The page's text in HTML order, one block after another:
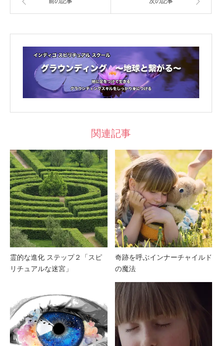
関連記事
霊的な進化 ステップ２「スピ
リチュアルな迷宮」
奇跡を呼ぶインナーチャイルド
の魔法